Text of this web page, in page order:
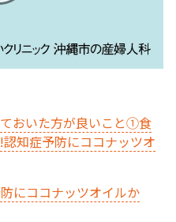
ておいた方が良いこと①食
知症予防にココナッツオ
にココナッツオイルか
接種
まな講座・クラス
出産を希望される方へ